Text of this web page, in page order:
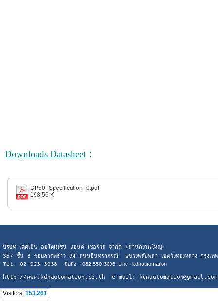
Downloads Datasheet :
DP50_Specification_0.pdf
198.56 K
บริษัท เคดีเอ็น ออโตเมชั่น แอนด์ เซอร์วิส จำกัด (สำนักงานใหญ่)
357 ชั้น 3 ซอยลาดพร้าว 94 ถนนอินทราภรณ์ แขวงพลับพลา เขตวังทองหลาง กรุงเท
Tel. 02-023-3038 มือถือ : 082-550-3096 Line : kdnautomation
http://www.kdnautomation.co.th e-mail: kdnautomation@gmail.com
Visitors: 153,261